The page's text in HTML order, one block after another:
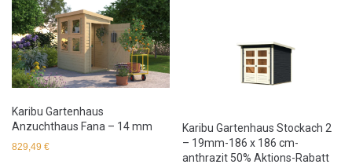
Karibu Gartenhaus
Anzuchthaus Fana – 14 mm
829,49 €
Karibu Gartenhaus Stockach 2
– 19mm-186 x 186 cm-
anthrazit 50% Aktions-Rabatt